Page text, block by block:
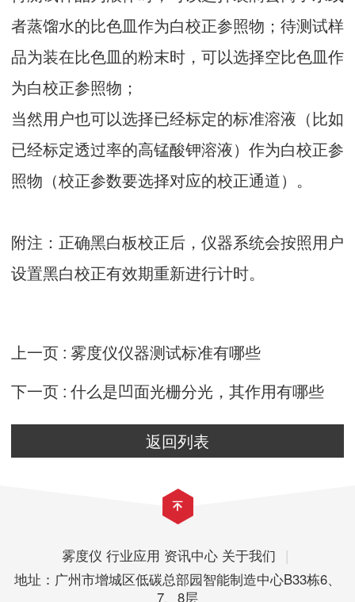
者蒸馏水的比色皿作为白校正参照物；待测试样
品为装在比色皿的粉末时，可以选择空比色皿作
为白校正参照物；
当然用户也可以选择已经标定的标准溶液（比如
已经标定透过率的高锰酸钾溶液）作为白校正参
照物（校正参数要选择对应的校正通道）。
附注：正确黑白板校正后，仪器系统会按照用户
设置黑白校正有效期重新进行计时。
上一页 : 雾度仪仪器测试标准有哪些
下一页 : 什么是凹面光栅分光，其作用有哪些
返回列表
雾度仪 行业应用 资讯中心 关于我们
|
地址：广州市增城区低碳总部园智能制造中心B33栋6、
7、8层